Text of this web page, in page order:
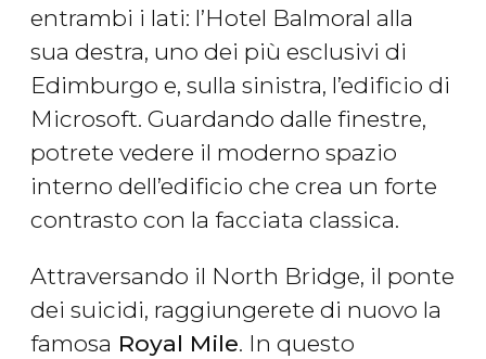
entrambi i lati: l’Hotel Balmoral alla
sua destra, uno dei più esclusivi di
Edimburgo e, sulla sinistra, l’edificio di
Microsoft. Guardando dalle finestre,
potrete vedere il moderno spazio
interno dell’edificio che crea un forte
contrasto con la facciata classica.
Attraversando il North Bridge, il ponte
dei suicidi, raggiungerete di nuovo la
famosa Royal Mile. In questo